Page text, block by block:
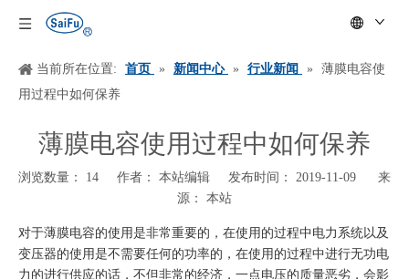
当前所在位置: 首页 » 新闻中心 » 行业新闻 »
薄膜电容使
用过程中如何保养
薄膜电容使用过程中如何保养
浏览数量： 14 作者： 本站编辑 发布时间： 2019-11-09 来
源： 本站
["wechat","weibo","qzone","douban","email"]
对于薄膜电容的使用是非常重要的，在使用的过程中电力系统以及
变压器的使用是不需要任何的功率的，在使用的过程中进行无功电
力的进行供应的话，不但非常的经济，一点电压的质量恶劣，会影